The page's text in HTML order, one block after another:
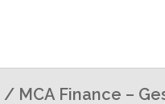
/ MCA Finance –